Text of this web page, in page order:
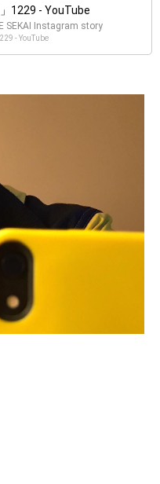
1229 - YouTube
SEKAI Instagram story
- YouTube